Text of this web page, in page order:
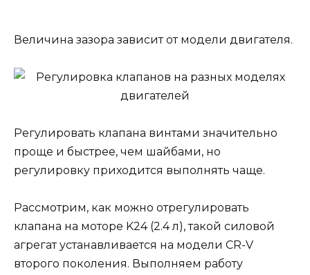
Величина зазора зависит от модели двигателя.
Регулировать клапана винтами значительно
проще и быстрее, чем шайбами, но
регулировку приходится выполнять чаще.
Рассмотрим, как можно отрегулировать
клапана на моторе K24 (2.4 л), такой силовой
агрегат устанавливается на модели CR-V
второго поколения. Выполняем работу